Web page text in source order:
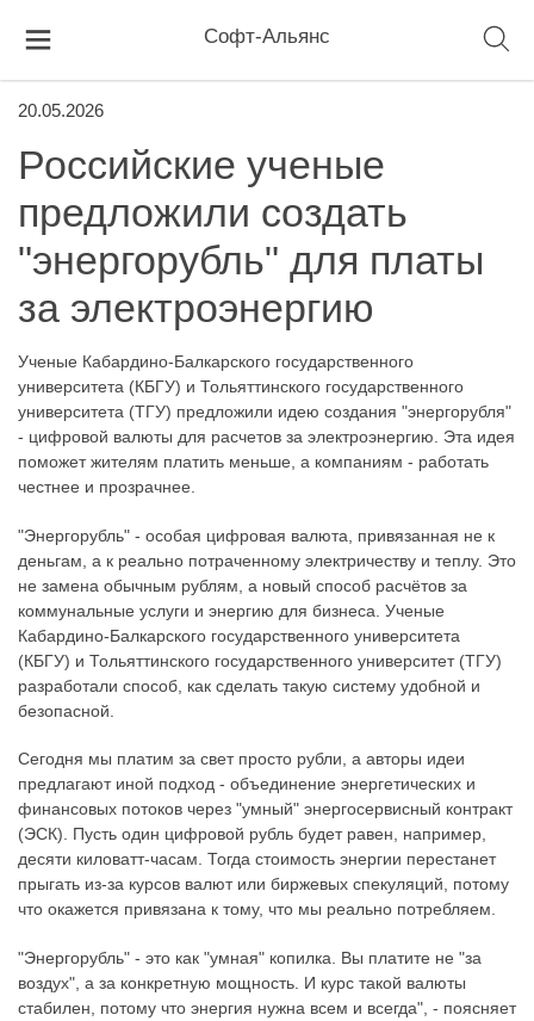
Софт-Альянс
20.05.2026
Российские ученые
предложили создать
"энергорубль" для платы
за электроэнергию
Ученые Кабардино-Балкарского государственного
университета (КБГУ) и Тольяттинского государственного
университета (ТГУ) предложили идею создания "энергорубля"
- цифровой валюты для расчетов за электроэнергию. Эта идея
поможет жителям платить меньше, а компаниям - работать
честнее и прозрачнее.
"Энергорубль" - особая цифровая валюта, привязанная не к
деньгам, а к реально потраченному электричеству и теплу. Это
не замена обычным рублям, а новый способ расчётов за
коммунальные услуги и энергию для бизнеса. Ученые
Кабардино-Балкарского государственного университета
(КБГУ) и Тольяттинского государственного университет (ТГУ)
разработали способ, как сделать такую систему удобной и
безопасной.
Сегодня мы платим за свет просто рубли, а авторы идеи
предлагают иной подход - объединение энергетических и
финансовых потоков через "умный" энергосервисный контракт
(ЭСК). Пусть один цифровой рубль будет равен, например,
десяти киловатт-часам. Тогда стоимость энергии перестанет
прыгать из-за курсов валют или биржевых спекуляций, потому
что окажется привязана к тому, что мы реально потребляем.
"Энергорубль" - это как "умная" копилка. Вы платите не "за
воздух", а за конкретную мощность. И курс такой валюты
стабилен, потому что энергия нужна всем и всегда", - поясняет